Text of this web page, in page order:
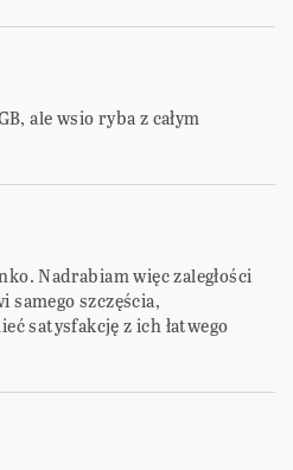
ale wsio ryba z całym
Nadrabiam więc zaległości
samego szczęścia,
satysfakcję z ich łatwego